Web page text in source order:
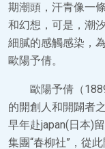
期潮頭，汗青像一
和幻想，可是，潮
細膩的感觸感染，
歐陽予倩。
歐陽予倩（
的開創人和開闢者
早年赴japan(日本)
集團“春柳社”，從